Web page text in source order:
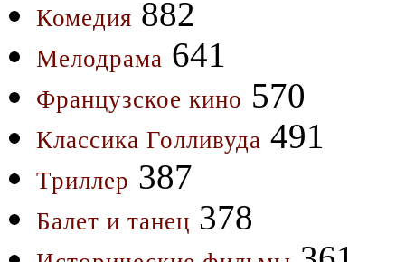
Комедия 882
Мелодрама 641
Французское кино 570
Классика Голливуда 491
Триллер 387
Балет и танец 378